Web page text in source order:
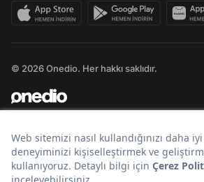
© 2026 Onedio. Her hakkı saklıdır.
Bir markasıdır.